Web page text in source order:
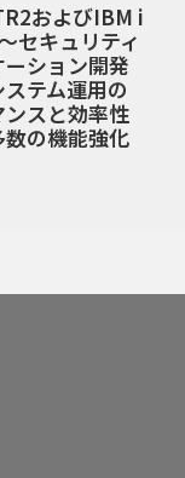
およびIBM i
セキュリティ
ション開発
テム運用の
スと効率性
の機能強化